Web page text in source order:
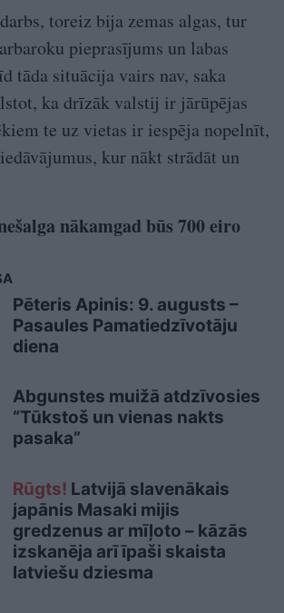
toreiz bija zemas algas, tur
pieprasījums un labas
tāda situācija vairs nav, saka
ka drīzāk valstij ir jārūpējas
te uz vietas ir iespēja nopelnīt,
kur nākt strādāt un
nākamgad būs 700 eiro
Pēteris Apinis: 9. augusts –
Pasaules Pamatiedzīvotāju
diena
Abgunstes muižā atdzīvosies
“Tūkstoš un vienas nakts
pasaka”
Rūgts! Latvijā slavenākais
japānis Masaki mijis
gredzenus ar mīļoto – kāzās
izskanēja arī īpaši skaista
latviešu dziesma